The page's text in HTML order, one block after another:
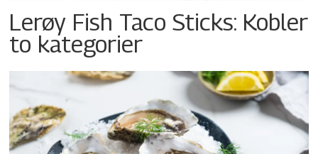
Lerøy Fish Taco Sticks: Kobler
to kategorier